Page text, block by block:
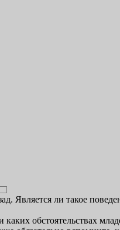
Является ли такое
обстоятельствах